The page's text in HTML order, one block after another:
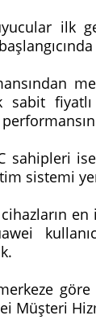
ilk
sabit
sahipleri
sistemi
Müşteri